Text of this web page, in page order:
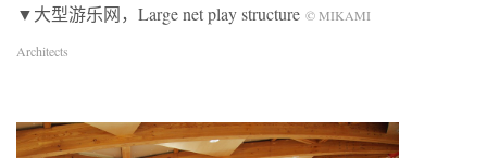
▼大型游乐网，Large net play structure © MIKAMI
Architects